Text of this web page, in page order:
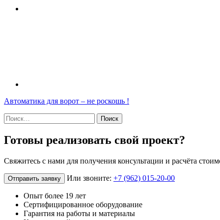
Навигация
по
Автоматика для ворот – не роскошь !
Найти:
Готовы реализовать свой проект?
Свяжитесь с нами для получения консультации и расчёта
Отправить заявку Или звоните: +7 (962) 015-20-00
Опыт более 19 лет
Сертифицированное оборудование
Гарантия на работы и материалы